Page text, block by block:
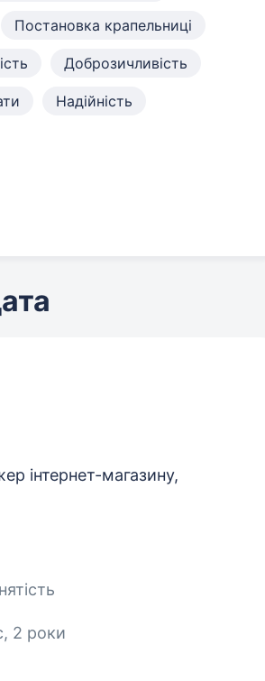
Постановка крапельниці
Доброзичливість
Надійність
інтернет-магазину,
2 роки